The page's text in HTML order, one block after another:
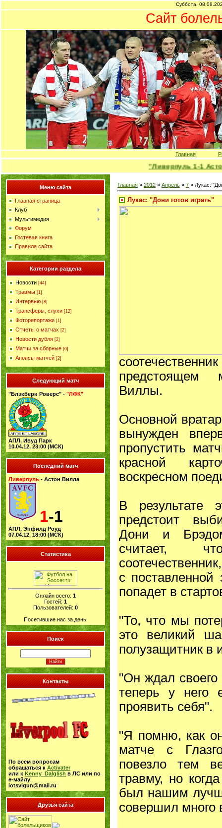
Суббота,
Сайт
Главная
"Ливерпуль 1-1 Астон
Меню сайта
Главная страница
Клуб
Мультимедия
Форум
Гостевая книга
Правила сайта
Категории раздела
Новости [44]
Травмы [1]
Интервью [8]
Трансферы, слухи [12]
Фоторепортажи [1]
Отчеты о матчах [2]
Новости дубля [2]
Матчи за сборные [0]
Анонсы матчей [2]
Следующий матч
"Блэкберн Роверс" - "ЛФК"
АПЛ, Ивуд Парк
10.04.12, 23:00 (МСК)
Последний матч
Ливерпуль - Астон Вилла
1-1
АПЛ, Энфилд Роуд
07.04.12, 18:00 (МСК)
Статистика
Онлайн всего: 1
Гостей: 1
Пользователей: 0
Посетившие нас за день:
Поиск
Контакты
По всем вопросам
обращаться к Activater
или к Kenny_Dalglish в ЛС или по
е-майлу
iotsvigun@mail.ru
Друзья сайта
Главная » 2012 » Апрель » 7 » Лукас:
Лукас: "Дони готов играть"
предстоящем
Виллы.
Основной
вынужден
пропустить
красной
воскресном
В результате
предстоит
Дони и
считает,
с
попадет в
"То, что мы
это великий
полузащитник в
"Он ждал
теперь у него
проявить себя".
"Я помню, как
матче с
повезло тем
травму, но
был нашим
совершил много